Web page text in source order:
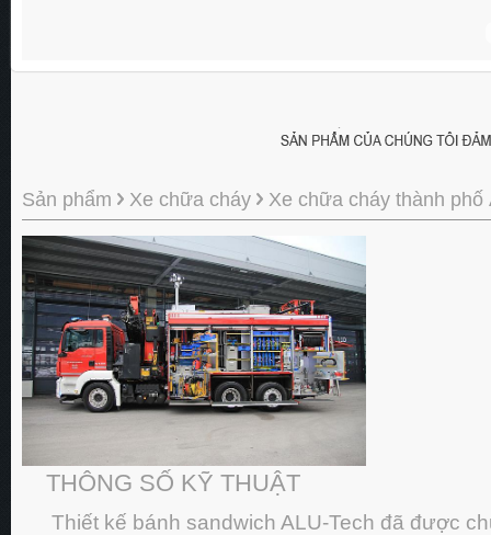
Sản phẩm Xe chữa cháy Xe chữa cháy thành phố
THÔNG SỐ KỸ THUẬT
Thiết kế bánh sandwich ALU-Tech đã được